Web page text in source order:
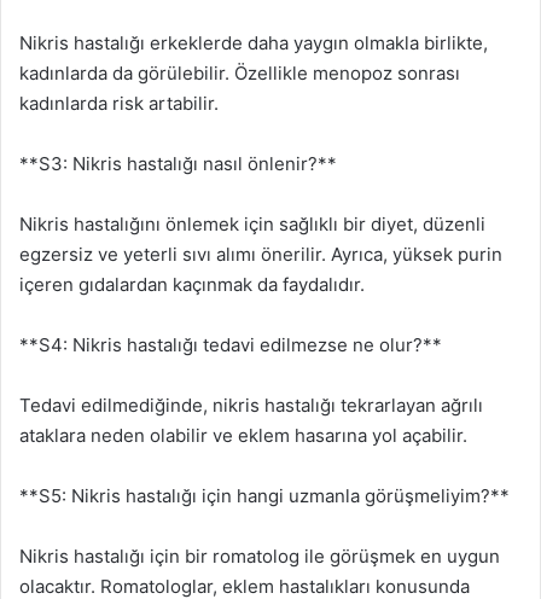
Nikris hastalığı erkeklerde daha yaygın olmakla birlikte,
kadınlarda da görülebilir. Özellikle menopoz sonrası
kadınlarda risk artabilir.
**S3: Nikris hastalığı nasıl önlenir?**
Nikris hastalığını önlemek için sağlıklı bir diyet, düzenli
egzersiz ve yeterli sıvı alımı önerilir. Ayrıca, yüksek purin
içeren gıdalardan kaçınmak da faydalıdır.
**S4: Nikris hastalığı tedavi edilmezse ne olur?**
Tedavi edilmediğinde, nikris hastalığı tekrarlayan ağrılı
ataklara neden olabilir ve eklem hasarına yol açabilir.
**S5: Nikris hastalığı için hangi uzmanla görüşmeliyim?**
Nikris hastalığı için bir romatolog ile görüşmek en uygun
olacaktır. Romatologlar, eklem hastalıkları konusunda